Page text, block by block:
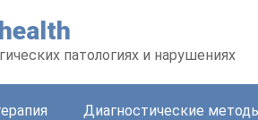
патологиях и нарушениях
Диагностические